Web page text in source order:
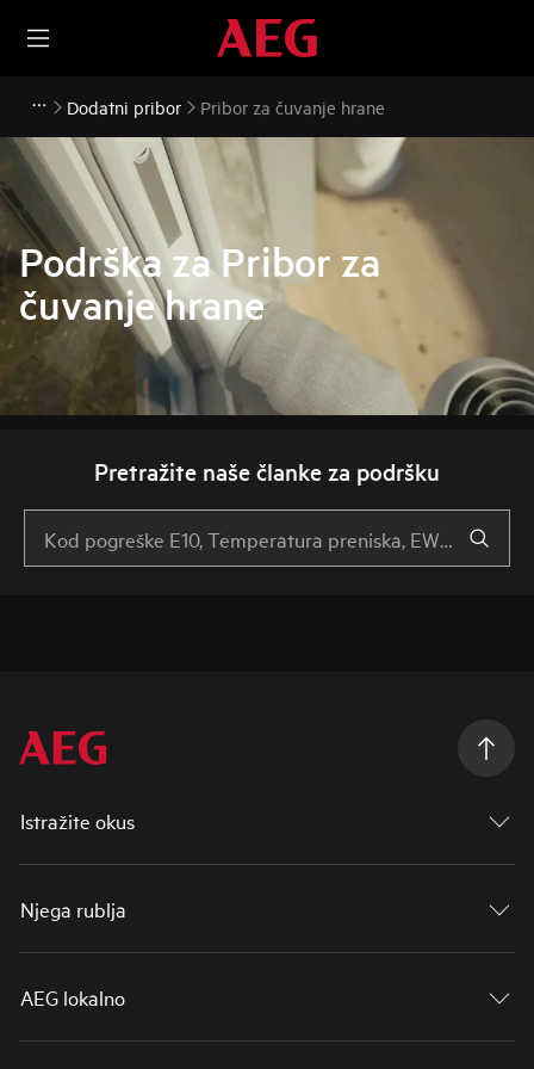
Dodatni pribor Pribor za čuvanje hrane
Podrška za Pribor za
čuvanje hrane
Pretražite naše članke za podršku
Istražite okus
Njega rublja
AEG lokalno